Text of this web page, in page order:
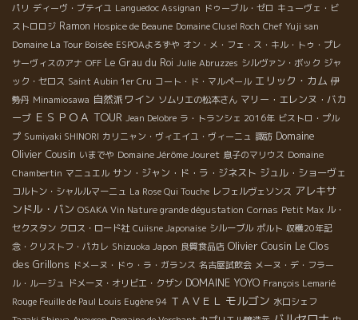
パリ ディーヴ・ブテイユ Languedoc Assignan ドゥーブル・ゼロ キューヴェ・ビ
ストロロジ Ramon Hospice de Beaune Domaine Clusel Roch Chef Yuji san
Domaine La Tour Boisée ESPOAよろずや オン・メ・フェ・ス・キル・トゥ・プレ
サーヴィスのアナ OFF Le Grau du Roi Julie Abruzzes シルヴァン・ボック ジャ
ック・セロス Saint Aubin 1er Cru コート・ド・マルペール エリック・カム 伊
勢丹 Minamiosawa 自然派ワイン ソムリエの松本さん マリー・エレンヌ・バカ
ーブ ＥＳＰＯＡ TOUR Jean Delobre ラ・トランシェ 2016年 ビストロ・プル
プ Sumiyaki SHINORI カリニャン・ヴィエイユ・ヴィーニュ 諏訪 Domaine
Olivier Cousin いまでや Domaine Jérôme Jouret 息子のマリウス Domaine
Chambertin マニュエル サン・ジャン・ド・ラ・ジネスト ジュル・ショーヴェ
コルトン・シャルルマーニュ La Rose Qui Touche レフェルヴェソンス アレキサ
ンドル・バン OSAKA Vin Nature grande dégustation Cornas Petit Max ル・
セクスタン クロス・ロード社 Cuiisne Japonaise シルーブル ポルト 収穫20年記
念・クリストフ・パカレ Shizuoka Japon 良質食品店 Olivier Cousin Le Clos
des Grillons ドメーヌ・ドゥ・ラ・ガランス 名古屋試飲会 メーヌ・デ・フラー
ル・ルージュ ドメーヌ・オリビエ・クザン DOMAINE YOYO François Lemarié
Rouge Feuille de Paul Louis Eugène 94 ＴＡＶＥＬ モルゴン 水口シェフ